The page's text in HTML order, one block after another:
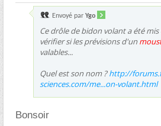
Envoyé par Ygo
Ce drôle de bidon volant a été
vérifier si les prévisions d'un
valables...
Quel est son nom ?http://
sciences.com/me...on-volant.html
Bonsoir